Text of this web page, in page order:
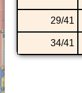
29/41
34/41